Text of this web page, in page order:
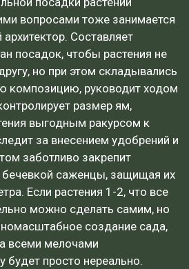
вопросами тоже занимается
Составляет
посадок, чтобы растения не
но при этом складывались
композицию, руководит ходом
размер ям,
выгодным ракурсом к
за внесением удобрений и
заботливо закрепит
саженцы, защищая их
Если растения 1-2, что все
можно сделать самим, но
создание сада,
всеми мелочами
будет просто нереально.